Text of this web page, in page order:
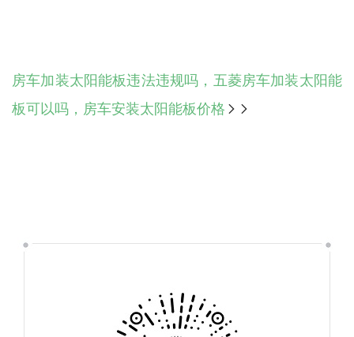
房车加装太阳能板违法违规吗，五菱房车加装太阳能
板可以吗，房车安装太阳能板价格 